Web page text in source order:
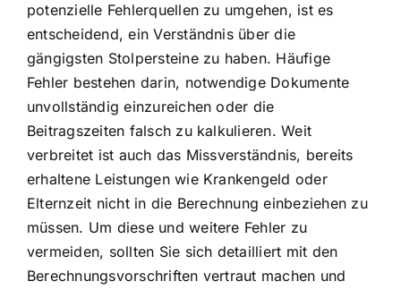
potenzielle Fehlerquellen zu umgehen, ist es
entscheidend, ein Verständnis über die
gängigsten Stolpersteine zu haben. Häufige
Fehler bestehen darin, notwendige Dokumente
unvollständig einzureichen oder die
Beitragszeiten falsch zu kalkulieren. Weit
verbreitet ist auch das Missverständnis, bereits
erhaltene Leistungen wie Krankengeld oder
Elternzeit nicht in die Berechnung einbeziehen zu
müssen. Um diese und weitere Fehler zu
vermeiden, sollten Sie sich detailliert mit den
Berechnungsvorschriften vertraut machen und